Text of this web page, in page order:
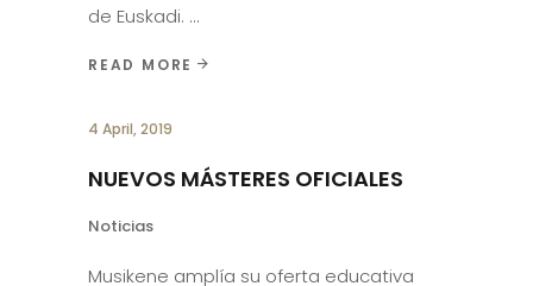
de Euskadi.
READ MORE
4 April, 2019
NUEVOS MÁSTERES OFICIALES
Noticias
Musikene amplía su oferta educativa